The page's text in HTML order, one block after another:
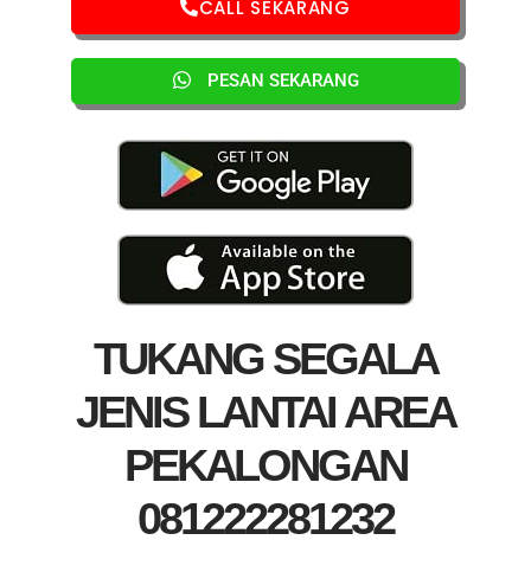
TUKANG SEGALA
JENIS LANTAI AREA
PEKALONGAN
081222281232
CALL SEKARANG
PESAN SEKARANG